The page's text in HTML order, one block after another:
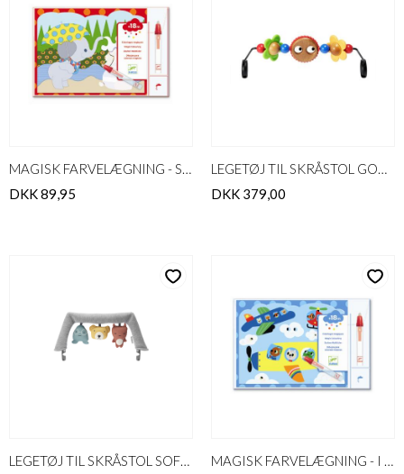
MAGISK FARVELÆGNING - SKJULT UDENFOR
DKK 89,95
LEGETØJ TIL SKRÅSTOL GOOGLY EYES
DKK 379,00
LEGETØJ TIL SKRÅSTOL SOFT FRIENDS
MAGISK FARVELÆGNING - I SKYERN